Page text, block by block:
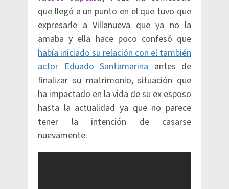
que llegó a un punto en el que tuvo que
expresarle a Villanueva que ya no la
amaba y ella hace poco confesó que
había iniciado su relación con el también
actor Eduado Santamarina antes de
finalizar su matrimonio, situación que
ha impactado en la vida de su ex esposo
hasta la actualidad ya que no parece
tener la intención de casarse
nuevamente.